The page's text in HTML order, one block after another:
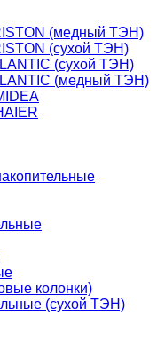
(медный ТЭН)
(сухой ТЭН)
(сухой ТЭН)
(медный ТЭН)
колонки)
(сухой ТЭН)